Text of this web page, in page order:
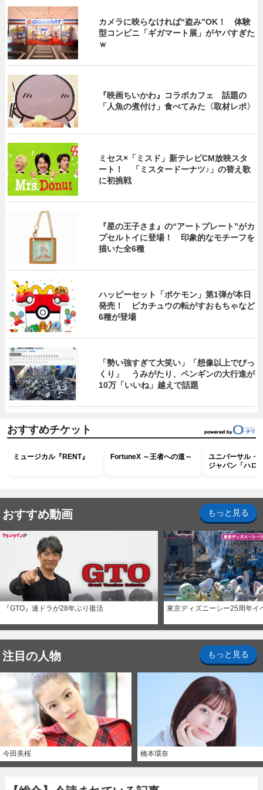
カメラに映らなければ“盗み”OK！ 体験
型コンビニ「ギガマート展」がヤバすぎた
ｗ
『映画ちいかわ』コラボカフェ 話題の
「人魚の煮付け」食べてみた〈取材レポ〉
ミセス×「ミスド」新テレビCM放映スタ
ート！ 「ミスタードーナツ♪」の替え歌
に初挑戦
『星の王子さま』の“アートプレート”がカ
プセルトイに登場！ 印象的なモチーフを
描いた全6種
ハッピーセット「ポケモン」第1弾が本日
発売！ ピカチュウの転がすおもちゃなど
6種が登場
「勢い強すぎて大笑い」「想像以上でびっ
くり」 うみがたり、ペンギンの大行進が
10万「いいね」越えで話題
おすすめチケット
ミュージカル『RENT』 FortuneX ～王者への道～
ユニバーサル・
ジャパン「ハロ
おすすめ動画 もっと見る
『GTO』連ドラが28年ぶり復活 東京ディズニーシー25周年イ
注目の人物 もっと見る
今田美桜 橋本環奈